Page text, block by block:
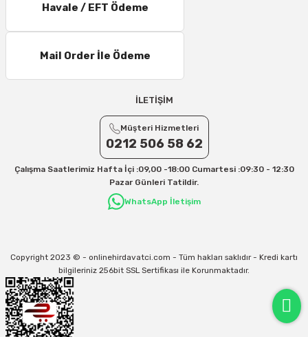
Havale / EFT Ödeme
Mail Order İle Ödeme
İLETİŞİM
Müşteri Hizmetleri
0212 506 58 62
Çalışma Saatlerimiz Hafta İçi :09,00 -18:00 Cumartesi :09:30 - 12:30
Pazar Günleri Tatildir.
WhatsApp İletişim
Copyright 2023 © - onlinehirdavatci.com - Tüm hakları saklıdır - Kredi kartı
bilgileriniz 256bit SSL Sertifikası ile Korunmaktadır.